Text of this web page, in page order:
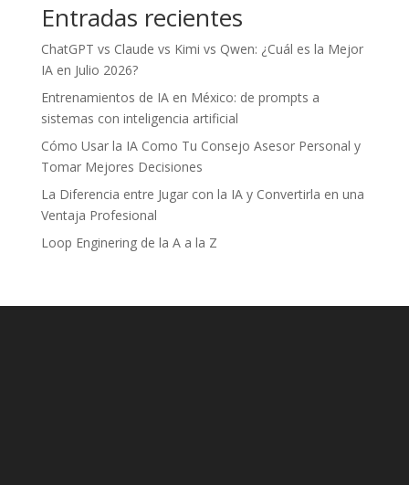
Entradas recientes
ChatGPT vs Claude vs Kimi vs Qwen: ¿Cuál es la Mejor
IA en Julio 2026?
Entrenamientos de IA en México: de prompts a
sistemas con inteligencia artificial
Cómo Usar la IA Como Tu Consejo Asesor Personal y
Tomar Mejores Decisiones
La Diferencia entre Jugar con la IA y Convertirla en una
Ventaja Profesional
Loop Enginering de la A a la Z